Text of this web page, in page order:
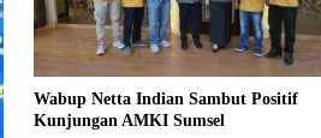
Wabup Netta Indian Sambut Positif
Kunjungan AMKI Sumsel